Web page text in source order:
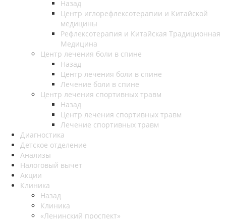
Назад
Центр иглорефлексотерапии и Китайской
медицины
Рефлексотерапия и Китайская Традиционная
Медицина
Центр лечения боли в спине
Назад
Центр лечения боли в спине
Лечение боли в спине
Центр лечения спортивных травм
Назад
Центр лечения спортивных травм
Лечение спортивных травм
Диагностика
Детское отделение
Анализы
Налоговый вычет
Акции
Клиника
Назад
Клиника
«Ленинский проспект»